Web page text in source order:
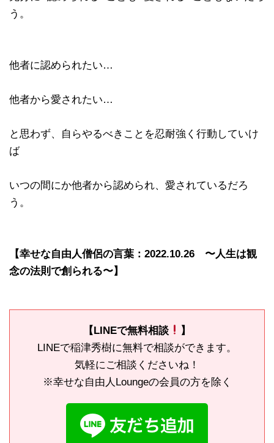
う。
他者に認められたい…
他者から愛されたい…
と思わず、自らやるべきことを忍耐強く行動していけ
ば
いつの間にか他者から認められ、愛されているだろ
う。
【幸せな自由人僧侶の言葉：2022.10.26 〜人生は観
念の法則で創られる〜】
【LINEで無料相談
】
LINEで稲津秀樹に無料で相談ができます。
気軽にご相談くださいね！
※幸せな自由人Loungeの会員の方を除く